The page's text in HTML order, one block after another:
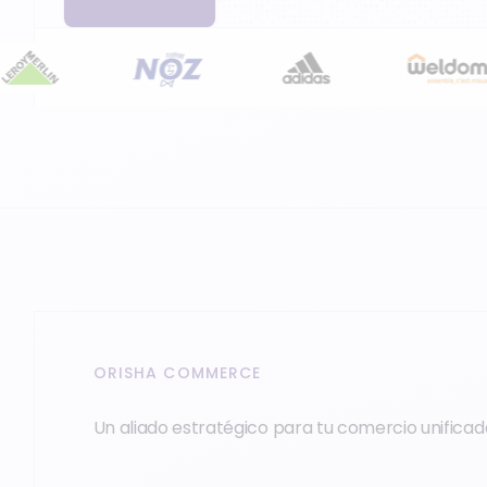
ORISHA COMMERCE
Un aliado estratégico para tu comercio